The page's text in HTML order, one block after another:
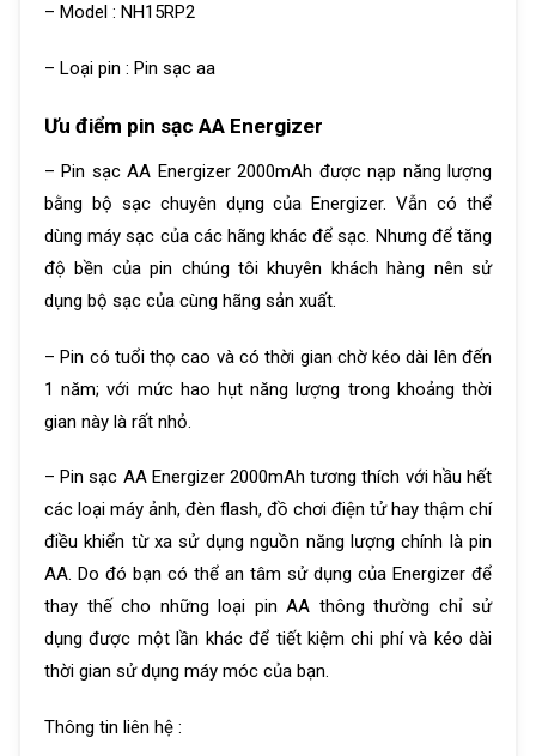
– Model : NH15RP2
– Loại pin : Pin sạc aa
Ưu điểm pin sạc AA Energizer
– Pin sạc AA Energizer 2000mAh được nạp năng lượng
bằng bộ sạc chuyên dụng của Energizer. Vẫn có thể
dùng máy sạc của các hãng khác để sạc. Nhưng để tăng
độ bền của pin chúng tôi khuyên khách hàng nên sử
dụng bộ sạc của cùng hãng sản xuất.
– Pin có tuổi thọ cao và có thời gian chờ kéo dài lên đến
1 năm; với mức hao hụt năng lượng trong khoảng thời
gian này là rất nhỏ.
– Pin sạc AA Energizer 2000mAh tương thích với hầu hết
các loại máy ảnh, đèn flash, đồ chơi điện tử hay thậm chí
điều khiển từ xa sử dụng nguồn năng lượng chính là pin
AA. Do đó bạn có thể an tâm sử dụng của Energizer để
thay thế cho những loại pin AA thông thường chỉ sử
dụng được một lần khác để tiết kiệm chi phí và kéo dài
thời gian sử dụng máy móc của bạn.
Thông tin liên hệ :